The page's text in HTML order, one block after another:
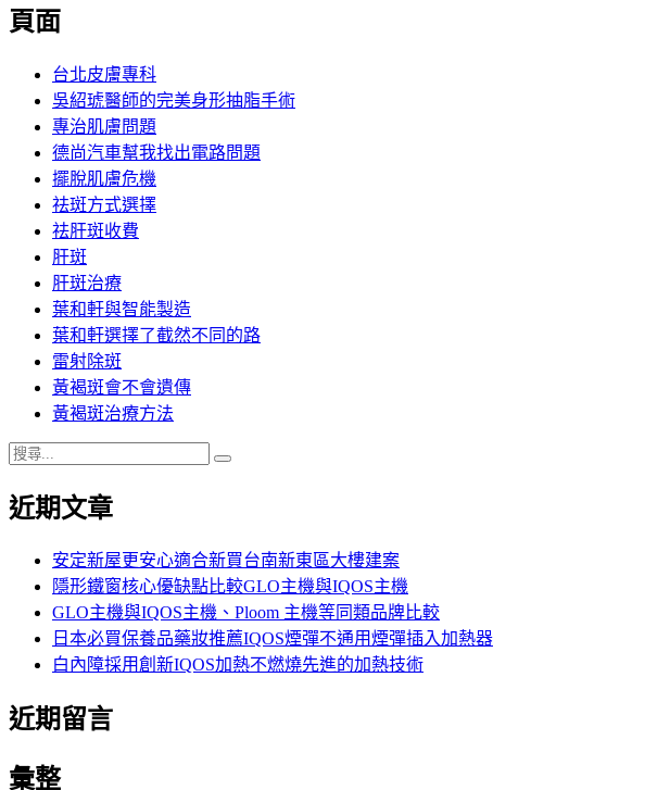
導
章:
頁面
台北皮膚專科
吳紹琥醫師的完美身形抽脂手術
專治肌膚問題
德尚汽車幫我找出電路問題
擺脫肌膚危機
祛斑方式選擇
祛肝斑收費
肝斑
肝斑治療
葉和軒與智能製造
葉和軒選擇了截然不同的路
雷射除斑
黃褐斑會不會遺傳
黃褐斑治療方法
搜
關
近期文章
安定新屋更安心適合新買台南新東區大樓建案
隱形鐵窗核心優缺點比較GLO主機與IQOS主機
GLO主機與IQOS主機、Ploom 主機等同類品牌比較
日本必買保養品藥妝推薦IQOS煙彈不通用煙彈插入加熱器
白內障採用創新IQOS加熱不燃燒先進的加熱技術
近期留言
彙整